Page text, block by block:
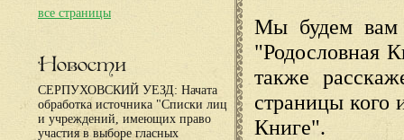
все страницы
Новости
СЕРПУХОВСКИЙ УЕЗД: Начата
обработка источника "Списки лиц
и учреждений, имеющих право
участия в выборе гласных
Мы будем вам
"Родословная
также
страницы кого
Книге".